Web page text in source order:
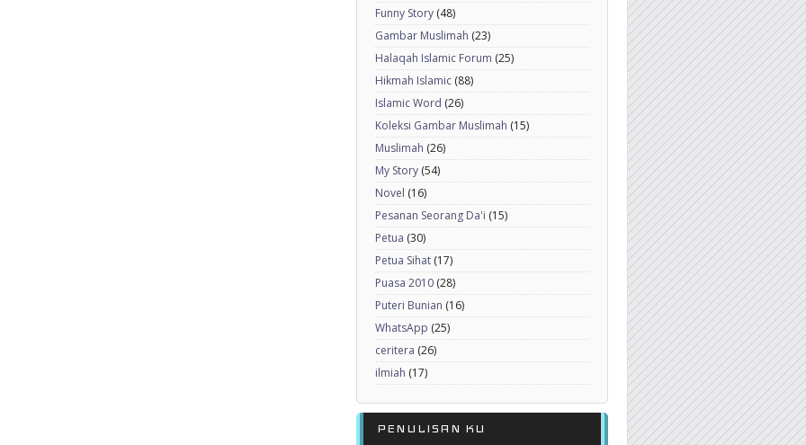
Funny Story (48)
Gambar Muslimah (23)
Halaqah Islamic Forum (25)
Hikmah Islamic (88)
Islamic Word (26)
Koleksi Gambar Muslimah (15)
Muslimah (26)
My Story (54)
Novel (16)
Pesanan Seorang Da'i (15)
Petua (30)
Petua Sihat (17)
Puasa 2010 (28)
Puteri Bunian (16)
WhatsApp (25)
ceritera (26)
ilmiah (17)
PENULISAN KU